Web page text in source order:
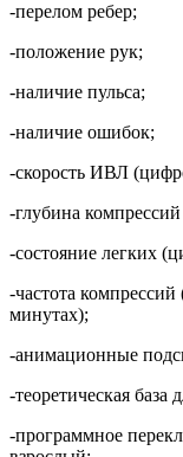
-перелом ребер;
-положение рук;
-наличие пульса;
-наличие ошибок;
-скорость ИВЛ
-глубина
-состояние легких
-частота
минутах);
-анимационные
-теоретическая
-программное